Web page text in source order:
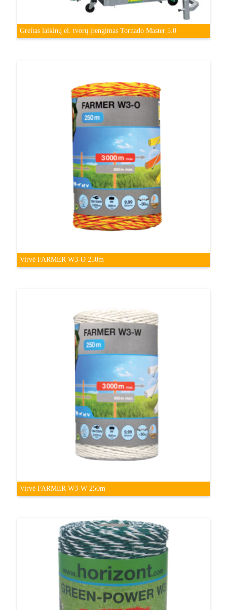
Greitas laikinų el. tvorų įrengimas Tornado Master 5.0
Virvė FARMER W3-O 250m
Virvė FARMER W3-W 250m